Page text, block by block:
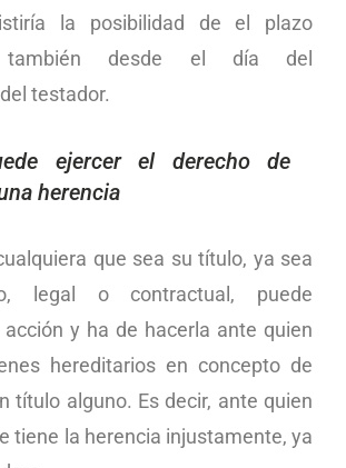
la posibilidad de el plazo
también desde el día del
testador.
ejercer el derecho de
herencia
que sea su título, ya sea
legal o contractual, puede
y ha de hacerla ante quien
hereditarios en concepto de
título alguno. Es decir, ante quien
tiene la herencia injustamente, ya